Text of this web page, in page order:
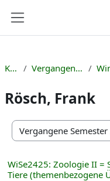
Kurse Vergangene Semester
Rösch, Frank
Kursbereiche
WiSe2425: Zoologie II =
Tiere (themenbezogene